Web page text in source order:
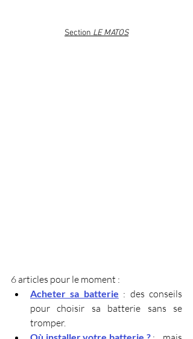
Section LE MATOS
6 articles pour le moment :
Acheter sa batterie : des conseils
pour choisir sa batterie sans se
tromper.